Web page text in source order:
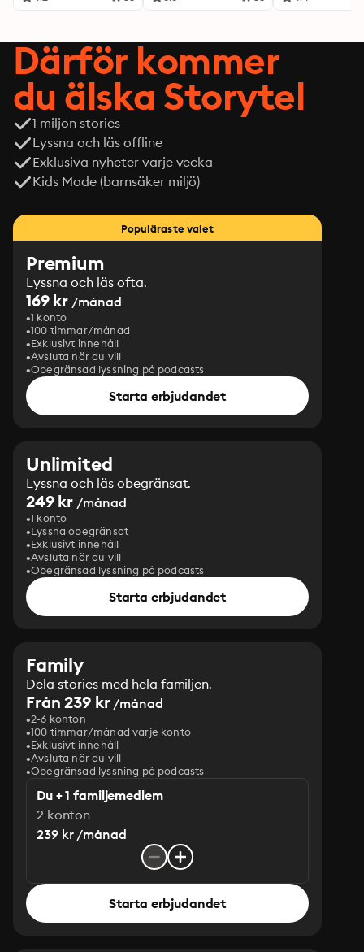
Därför kommer
du älska Storytel
1 miljon stories
Lyssna och läs offline
Exklusiva nyheter varje vecka
Kids Mode (barnsäker miljö)
Populäraste valet
Premium
Lyssna och läs ofta.
169 kr /månad
1 konto
100 timmar/månad
Exklusivt innehåll
Avsluta när du vill
Obegränsad lyssning på podcasts
Starta erbjudandet
Unlimited
Lyssna och läs obegränsat.
249 kr /månad
1 konto
Lyssna obegränsat
Exklusivt innehåll
Avsluta när du vill
Obegränsad lyssning på podcasts
Starta erbjudandet
Family
Dela stories med hela familjen.
Från 239 kr/månad
2-6 konton
100 timmar/månad varje konto
Exklusivt innehåll
Avsluta när du vill
Obegränsad lyssning på podcasts
Du + 1 familjemedlem
2 konton
239 kr /månad
Starta erbjudandet